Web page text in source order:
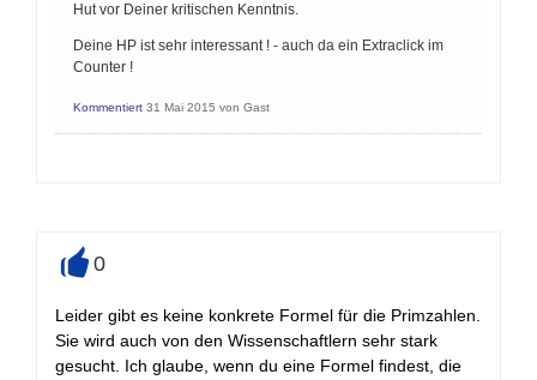
Hut vor Deiner kritischen Kenntnis.
Deine HP ist sehr interessant ! - auch da ein Extraclick im
Counter !
Kommentiert 31 Mai 2015 von Gast
+
0
Leider gibt es keine konkrete Formel für die Primzahlen.
Sie wird auch von den Wissenschaftlern sehr stark
gesucht. Ich glaube, wenn du eine Formel findest, die